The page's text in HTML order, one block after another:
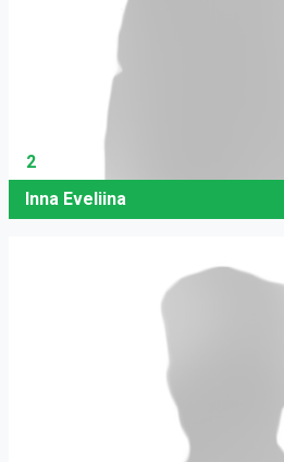
2
Inna Eveliina